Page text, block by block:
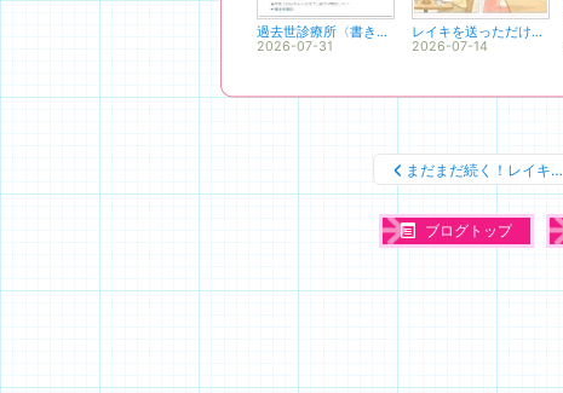
過去世診療所〈書き換えの実例集〉Vol.15（2020年）を出版
2026-07-31
レイキを送っただけなのに、指が痛い、助けて！
2026-07-14
まだまだ続く！レイキ…
ブログトップ